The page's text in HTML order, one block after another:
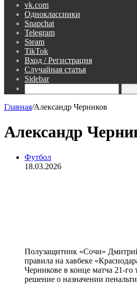
vk.com
Одноклассники
Snapchat
Telegram
Steam
TikTok
Вход / Регистрация
Случайная статья
Sidebar
Главная/Александр Черников
Александр
Футбол
18.03.2026
Полузащитник «Сочи»
правила на хавбеке
Черникове в конце матча
решение о назначении